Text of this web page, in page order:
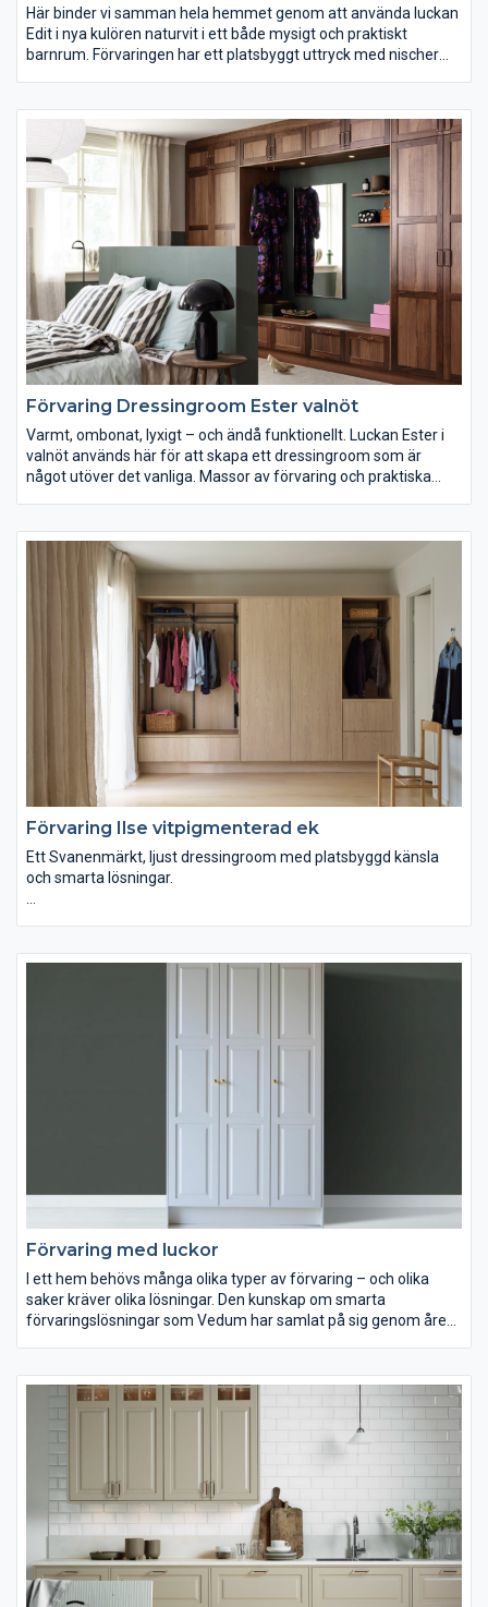
Här binder vi samman hela hemmet genom att använda luckan
Edit i nya kulören naturvit i ett både mysigt och praktiskt
barnrum. Förvaringen har ett platsbyggt uttryck med nischer
rum att växa i.
Förvaring Dressingroom Ester valnöt
Varmt, ombonat, lyxigt – och ändå funktionellt. Luckan Ester i
valnöt används här för att skapa ett dressingroom som är
något utöver det vanliga. Massor av förvaring och praktiska
öppna intrycket. Hotellkänsla fast ni är hemma.
Förvaring Ilse vitpigmenterad ek
Ett Svanenmärkt, ljust dressingroom med platsbyggd känsla
och smarta lösningar.
med samma material skapar ett platsbyggt uttryck och vårt
som utdragbar spegel och prylbox gör helheten både
Förvaring med luckor
I ett hem behövs många olika typer av förvaring – och olika
saker kräver olika lösningar. Den kunskap om smarta
förvaringslösningar som Vedum har samlat på sig genom åren
känner igen från våra köksskåp. Andra viktiga detaljer, som
exempelvis skåpsinredningen, har vi tagit fram särskilt för våra
garderober.